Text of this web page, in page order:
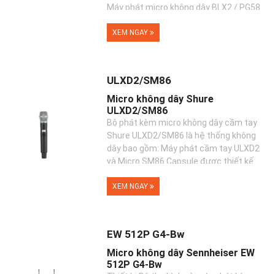
Máy phát micro không dây BLX2 / PG58
XEM NGAY
ULXD2/SM86
Micro không dây Shure
ULXD2/SM86
Bộ phát kèm micro không dây cầm tay
Shure ULXD2/SM86 là hệ thống không
dây bao gồm: Máy phát cầm tay ULXD2
và Micro SM86 Capsule được thiết kế
XEM NGAY
EW 512P G4-Bw
Micro không dây Sennheiser EW
512P G4-Bw